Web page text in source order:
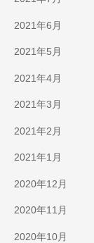
2021年6月
2021年5月
2021年4月
2021年3月
2021年2月
2021年1月
2020年12月
2020年11月
2020年10月